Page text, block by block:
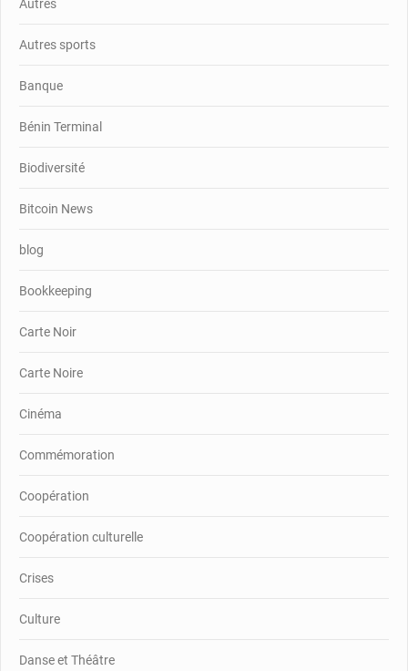
Autres
Autres sports
Banque
Bénin Terminal
Biodiversité
Bitcoin News
blog
Bookkeeping
Carte Noir
Carte Noire
Cinéma
Commémoration
Coopération
Coopération culturelle
Crises
Culture
Danse et Théâtre